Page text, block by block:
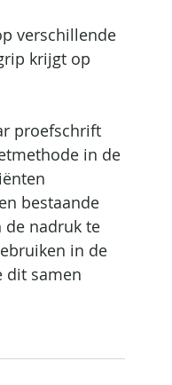
verschillende
krijgt op
proefschrift
in de
bestaande
de nadruk te
in de
dit samen